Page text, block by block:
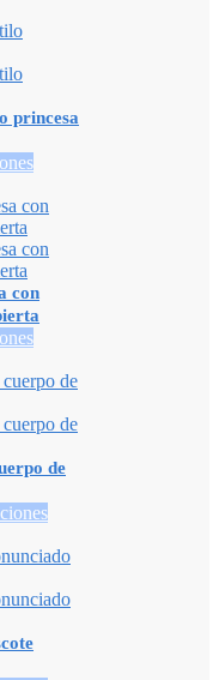
princesa
con
de